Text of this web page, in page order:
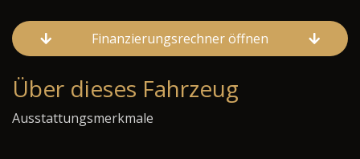
Finanzierungsrechner öffnen
Über dieses Fahrzeug
Ausstattungsmerkmale